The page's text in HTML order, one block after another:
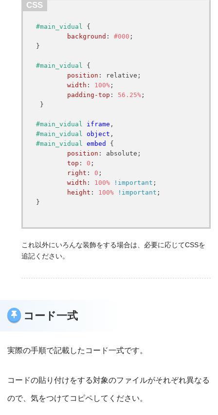
CSS
#main_vidual
{
background : #000 ;
}
#main_vidual
{
position : relative;
width : 100%;
padding-top : 56.25%;
#main_vidual iframe
#main_vidual
object
#main_vidual
embed
{
position : absolute;
top : 0 ;
right : 0 ;
width : 100% !important ;
height : 100% !important ;
}
これ以外にいろんな装飾をする場合は、必要に応じてCSSを
追記ください。
コード一式
実際の手順で記載したコード一式です。
コードの貼り付けをする対象のファイルがそれぞれ異なる
ので、気をつけてコピペしてください。